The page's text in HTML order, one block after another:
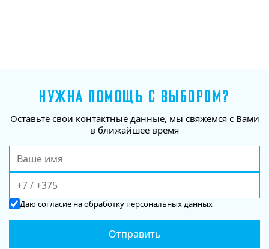
НУЖНА ПОМОЩЬ С ВЫБОРОМ?
Оставьте свои контактные данные, мы свяжемся с Вами
в ближайшее время
Даюсогласие на обработку персональных данных